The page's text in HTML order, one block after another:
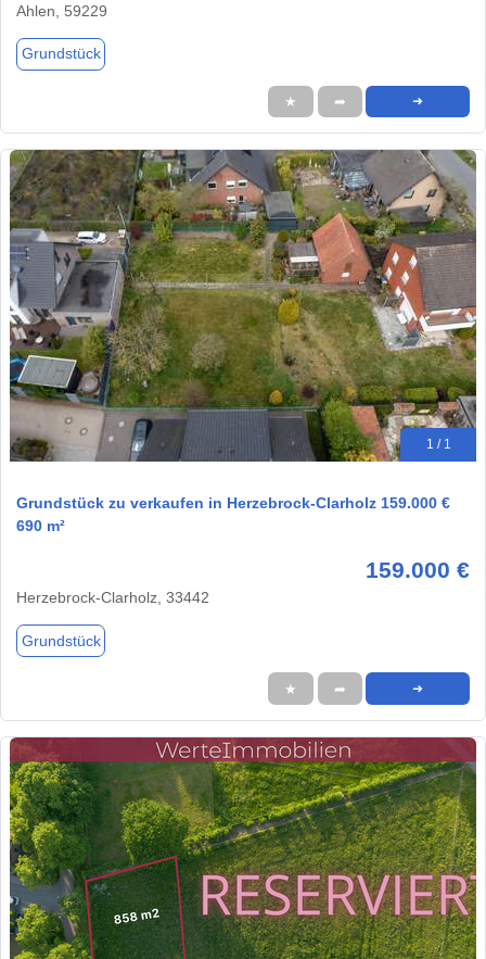
Ahlen, 59229
Grundstück
★ ➦ ➜
1 / 1
Grundstück zu verkaufen in Herzebrock-Clarholz 159.000 €
690 m²
159.000 €
Herzebrock-Clarholz, 33442
Grundstück
★ ➦ ➜